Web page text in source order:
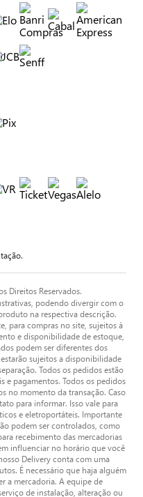
Direitos Reservados.
podendo divergir com o
na respectiva descrição.
para compras no site, sujeitos à
e disponibilidade de estoque,
podem ser diferentes dos
sujeitos a disponibilidade
Todos os pedidos estão
e pagamentos. Todos os pedidos
no momento da transação. Caso
para informar. Isso vale para
e eletroportáteis. Importante
podem ser controlados, como
recebimento das mercadorias
influenciar no horário que você
Delivery conta com uma
É necessário que haja alguém
a mercadoria. A equipe de
de instalação, alteração ou